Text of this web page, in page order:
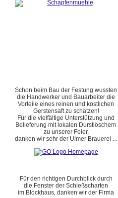
Schon beim Bau der Festung wussten
die Handwerker und Bauarbeiter die
Vorteile eines reinen und köstlichen
Gerstensaft zu schätzen!
Für die vielfältige Unterstützung und
Belieferung mit lokalen Durstlöschern
zu unserer Feier,
danken wir sehr der Ulmer Brauerei ...
Für den richtigen Durchblick durch
die Fenster der Schießscharten
im Blockhaus, danken wir der Firma